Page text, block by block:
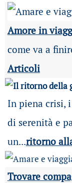
Amore in
come va a
Articoli
In piena crisi,
di serenità e
un...ritorno
Trovare